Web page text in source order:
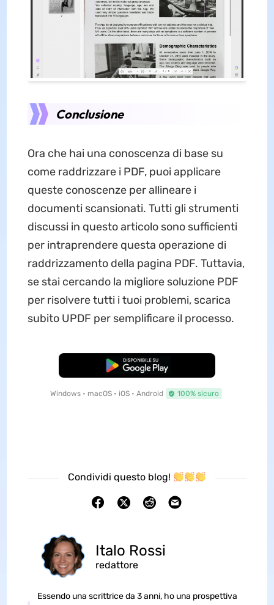
Conclusione
Ora che hai una conoscenza di base su
come raddrizzare i PDF, puoi applicare
queste conoscenze per allineare i
documenti scansionati. Tutti gli strumenti
discussi in questo articolo sono sufficienti
per intraprendere questa operazione di
raddrizzamento della pagina PDF. Tuttavia,
se stai cercando la migliore soluzione PDF
per risolvere tutti i tuoi problemi, scarica
subito UPDF per semplificare il processo.
Download Gratis
Windows • macOS • iOS • Android 100% sicuro
Condividi questo blog!
Italo Rossi
redattore
Essendo una scrittrice da 3 anni, ho una prospettiva